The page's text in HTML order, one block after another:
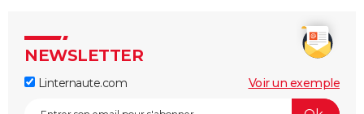
NEWSLETTER
Linternaute.com Voir un exemple